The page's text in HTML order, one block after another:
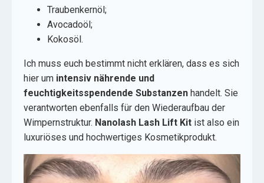
Traubenkernöl;
Avocadoöl;
Kokosöl.
Ich muss euch bestimmt nicht erklären, dass es sich
hier um intensiv nährende und
feuchtigkeitsspendende Substanzen handelt. Sie
verantworten ebenfalls für den Wiederaufbau der
Wimpernstruktur. Nanolash Lash Lift Kit ist also ein
luxuriöses und hochwertiges Kosmetikprodukt.